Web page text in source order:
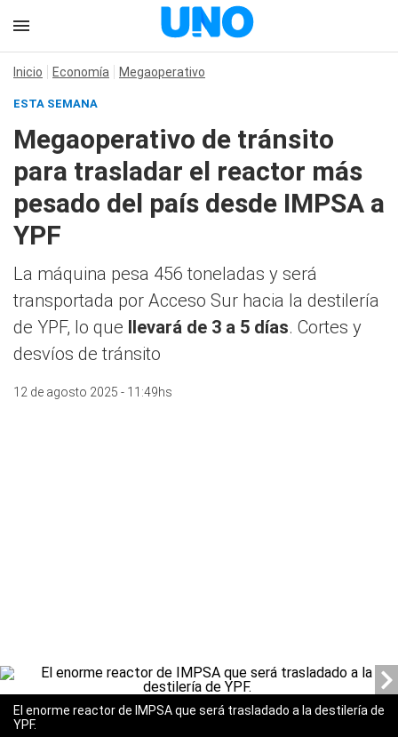
Inicio Economía Megaoperativo
ESTA SEMANA
Megaoperativo de tránsito
para trasladar el reactor más
pesado del país desde IMPSA a
YPF
La máquina pesa 456 toneladas y será
transportada por Acceso Sur hacia la destilería
de YPF, lo que llevará de 3 a 5 días. Cortes y
desvíos de tránsito
12 de agosto 2025 - 11:49hs
El enorme reactor de IMPSA que será trasladado a la destilería de
YPF.